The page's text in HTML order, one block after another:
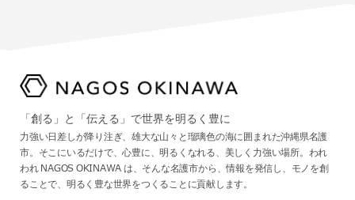
「創る」と「伝える」で世界を明るく豊に
力強い日差しが降り注ぎ、雄大な山々と瑠璃色の海に囲まれた沖縄県名護
市。そこにいるだけで、心豊に、明るくなれる、美しく力強い場所。われ
われ NAGOS OKINAWA は、そんな名護市から、情報を発信し、モノを創
ることで、明るく豊な世界をつくることに貢献します。